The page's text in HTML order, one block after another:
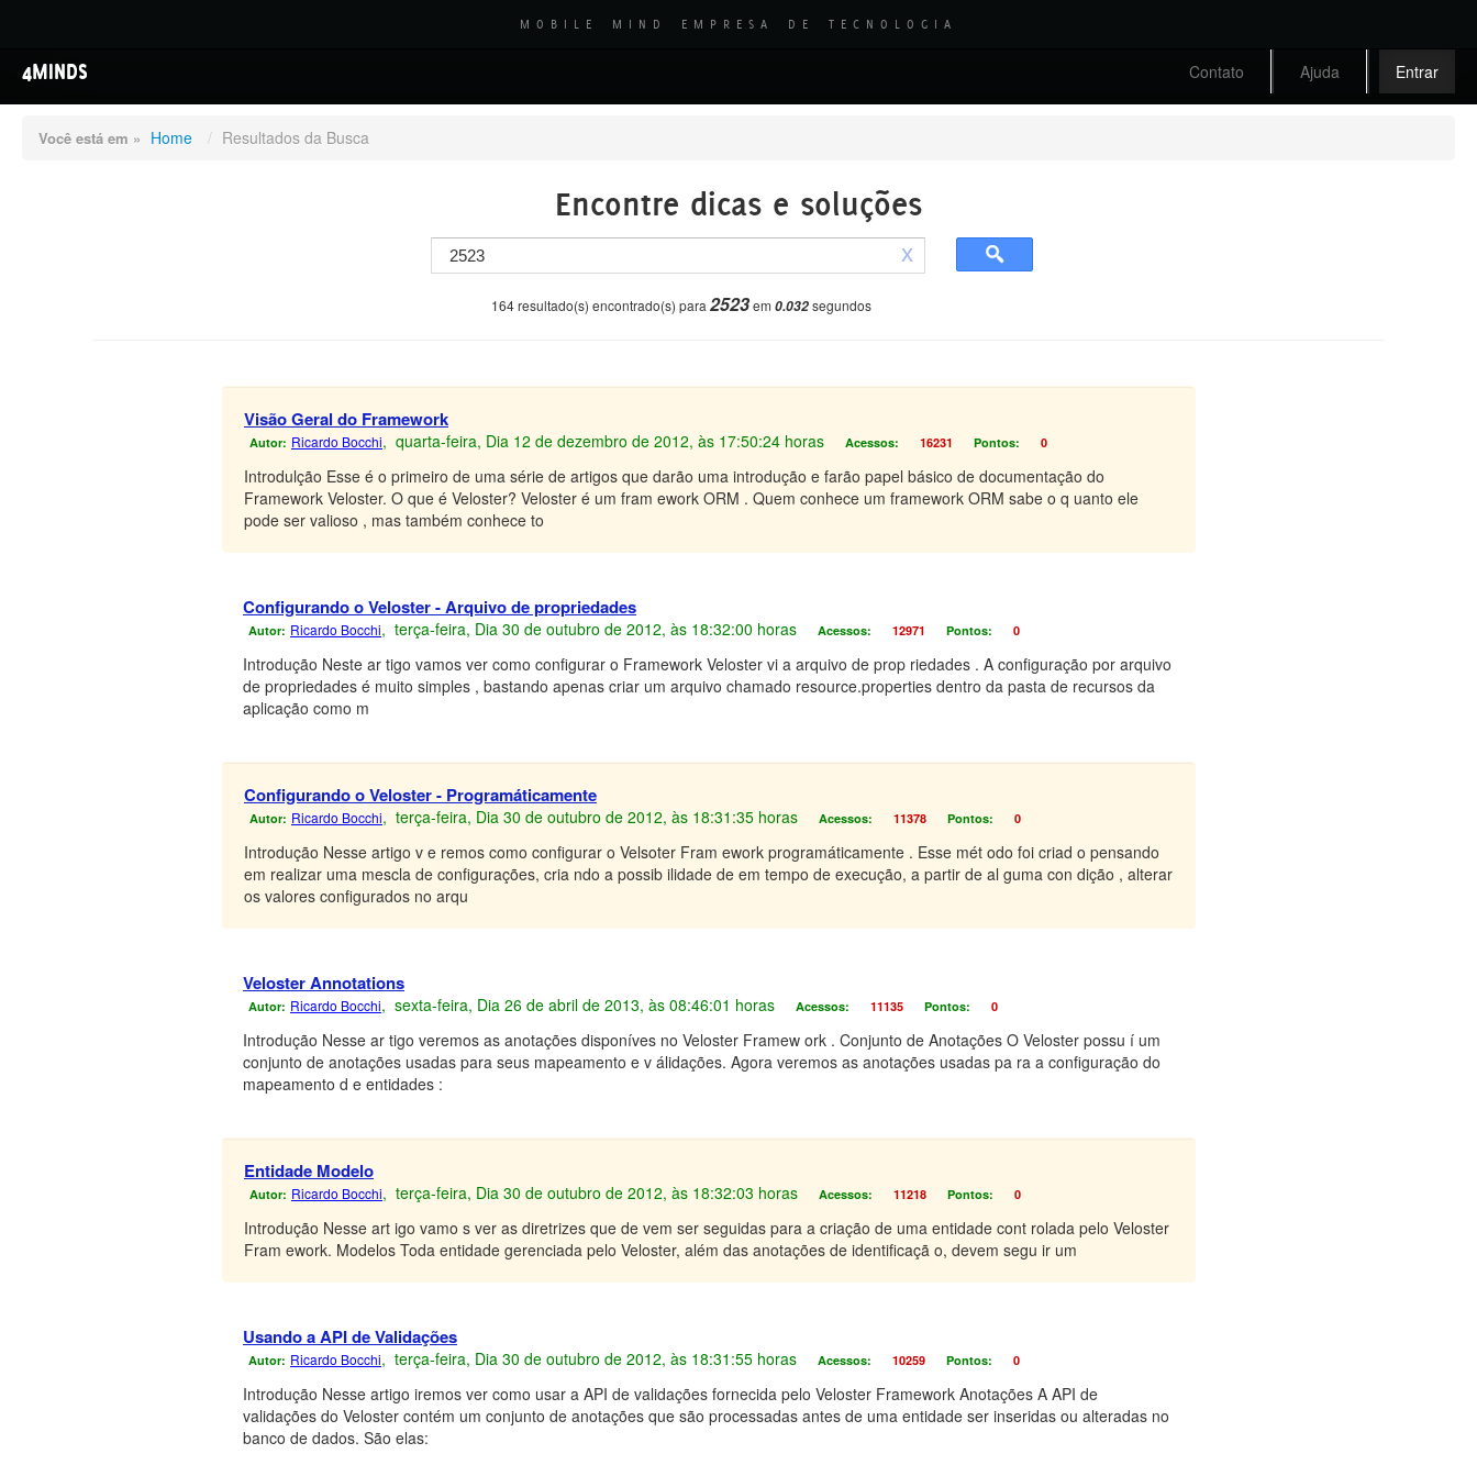
MOBILE MIND EMPRESA DE TECNOLOGIA
4MINDS Contato Ajuda Entrar
Você está em » Home / Resultados da Busca
Encontre dicas e soluções
x
164 resultado(s) encontrado(s) para 2523em 0.032segundos
Visão Geral do Framework
Autor: Ricardo Bocchi, quarta-feira, Dia 12 de dezembro de 2012, às 17:50:24 horas Acessos: 16231 Pontos: 0
Introdulção Esse é o primeiro de uma série de artigos que darão uma introdução e farão papel básico de documentação do
Framework Veloster. O que é Veloster? Veloster é um fram ework ORM . Quem conhece um framework ORM sabe o q uanto ele
pode ser valioso , mas também conhece to
Configurando o Veloster - Arquivo de propriedades
Autor: Ricardo Bocchi, terça-feira, Dia 30 de outubro de 2012, às 18:32:00 horas Acessos: 12971 Pontos: 0
Introdução Neste ar tigo vamos ver como configurar o Framework Veloster vi a arquivo de prop riedades . A configuração por arquivo
de propriedades é muito simples , bastando apenas criar um arquivo chamado resource.properties dentro da pasta de recursos da
aplicação como m
Configurando o Veloster - Programáticamente
Autor: Ricardo Bocchi, terça-feira, Dia 30 de outubro de 2012, às 18:31:35 horas Acessos: 11378 Pontos: 0
Introdução Nesse artigo v e remos como configurar o Velsoter Fram ework programáticamente . Esse mét odo foi criad o pensando
em realizar uma mescla de configurações, cria ndo a possib ilidade de em tempo de execução, a partir de al guma con dição , alterar
os valores configurados no arqu
Veloster Annotations
Autor: Ricardo Bocchi, sexta-feira, Dia 26 de abril de 2013, às 08:46:01 horas Acessos: 11135 Pontos: 0
Introdução Nesse ar tigo veremos as anotações disponíves no Veloster Framew ork . Conjunto de Anotações O Veloster possu í um
conjunto de anotações usadas para seus mapeamento e v álidações. Agora veremos as anotações usadas pa ra a configuração do
mapeamento d e entidades :
Entidade Modelo
Autor: Ricardo Bocchi, terça-feira, Dia 30 de outubro de 2012, às 18:32:03 horas Acessos: 11218 Pontos: 0
Introdução Nesse art igo vamo s ver as diretrizes que de vem ser seguidas para a criação de uma entidade cont rolada pelo Veloster
Fram ework. Modelos Toda entidade gerenciada pelo Veloster, além das anotações de identificaçã o, devem segu ir um
Usando a API de Validações
Autor: Ricardo Bocchi, terça-feira, Dia 30 de outubro de 2012, às 18:31:55 horas Acessos: 10259 Pontos: 0
Introdução Nesse artigo iremos ver como usar a API de validações fornecida pelo Veloster Framework Anotações A API de
validações do Veloster contém um conjunto de anotações que são processadas antes de uma entidade ser inseridas ou alteradas no
banco de dados. São elas: